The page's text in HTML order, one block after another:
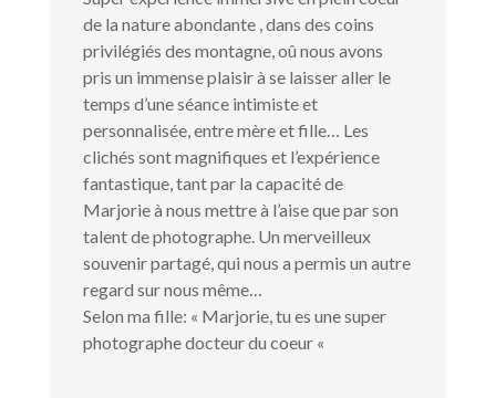
de la nature abondante , dans des coins
privilégiés des montagne, oû nous avons
pris un immense plaisir à se laisser aller le
temps d’une séance intimiste et
personnalisée, entre mère et fille… Les
clichés sont magnifiques et l’expérience
fantastique, tant par la capacité de
Marjorie à nous mettre à l’aise que par son
talent de photographe. Un merveilleux
souvenir partagé, qui nous a permis un autre
regard sur nous même…
Selon ma fille: « Marjorie, tu es une super
photographe docteur du coeur «